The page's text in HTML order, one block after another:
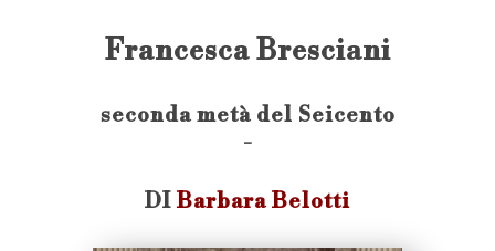
Francesca Bresciani
seconda metà del Seicento
-
DI Barbara Belotti